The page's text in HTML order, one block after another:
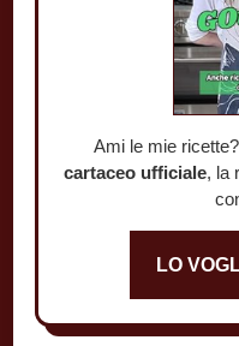
Ami le mie
cartaceo ufficiale, la
LO